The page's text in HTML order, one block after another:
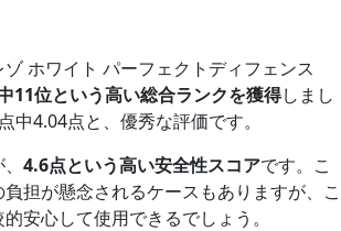
ホワイト パーフェクトディフェンス
11位という高い総合ランクを獲得しまし
中4.04点と、優秀な評価です。
4.6点という高い安全性スコアです。こ
担が懸念されるケースもありますが、こ
安心して使用できるでしょう。